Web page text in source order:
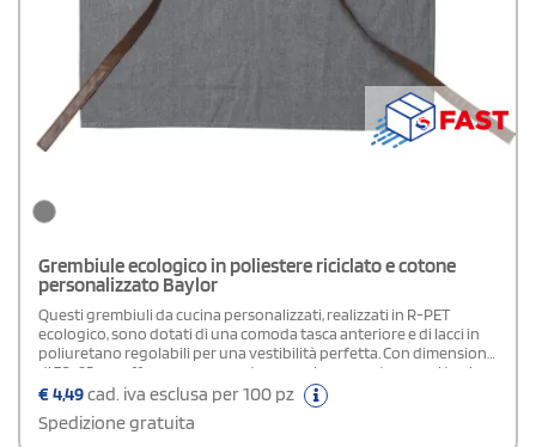
Grembiule ecologico in poliestere riciclato e cotone
personalizzato Baylor
Questi grembiuli da cucina personalizzati, realizzati in R-PET
ecologico, sono dotati di una comoda tasca anteriore e di lacci in
poliuretano regolabili per una vestibilità perfetta. Con dimensioni
di 70x95 cm, offrono una copertura ampia per proteggere i tuoi
abiti durante la preparazione dei pasti
€4,49cad. iva esclusa per 100 pz
Spedizione gratuita